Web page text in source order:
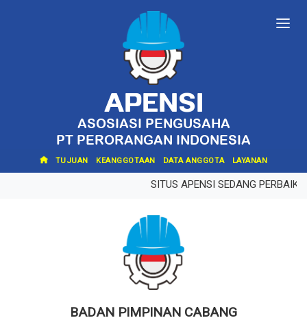
APENSI
ASOSIASI PENGUSAHA
PT PERORANGAN INDONESIA
TUJUAN KEANGGOTAAN DATA ANGGOTA LAYANAN
SITUS APENSI SEDANG
BADAN PIMPINAN CABANG